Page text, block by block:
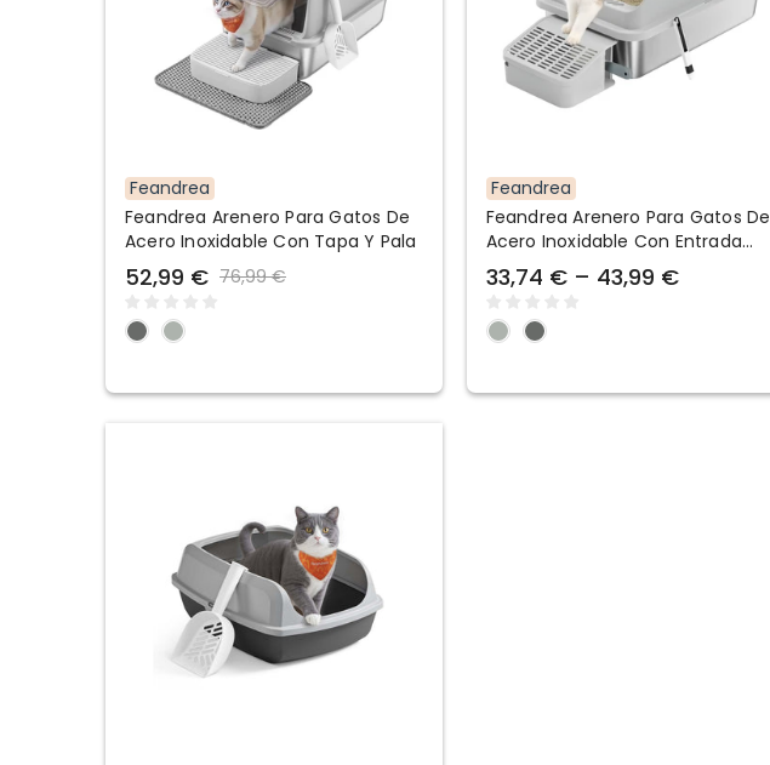
Feandrea
Feandrea Arenero Para Gatos De
Acero Inoxidable Con Tapa Y Pala
52,99 € 76,99 €
Feandrea
Feandrea Arenero Para Gatos De
Acero Inoxidable Con Entrada
Superior
33,74 € – 43,99 €